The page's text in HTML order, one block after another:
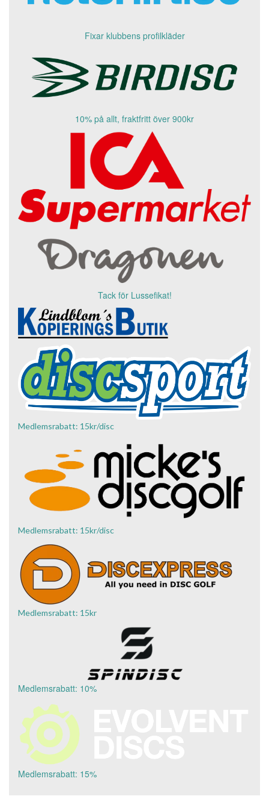
Fixar klubbens profilkläder
10% på allt, fraktfritt över 900kr
Tack för Lussefikat!
Medlemsrabatt: 15kr/disc
Medlemsrabatt: 15kr/disc
Medlemsrabatt: 15kr
Medlemsrabatt: 10%
Medlemsrabatt: 15%